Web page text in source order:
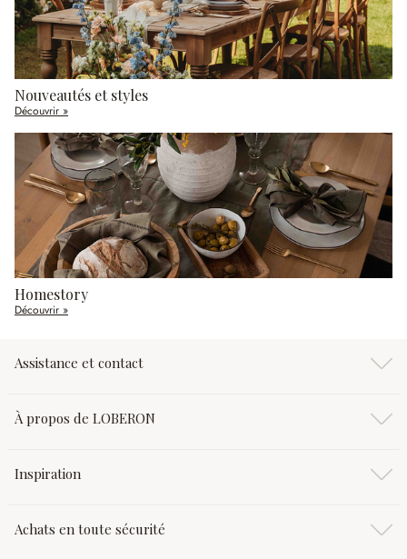
Nouveautés et styles
Découvrir »
Homestory
Découvrir »
Assistance et contact
À propos de LOBERON
Inspiration
Achats en toute sécurité